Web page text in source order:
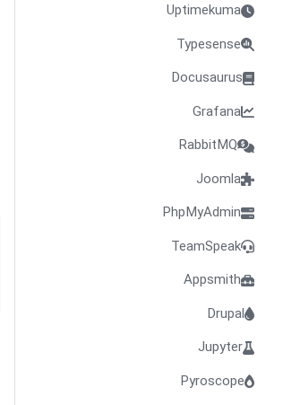
Uptimekuma
Typesense
Docusaurus
Grafana
RabbitMQ
Joomla
PhpMyAdmin
TeamSpeak
Appsmith
Drupal
Jupyter
Pyroscope